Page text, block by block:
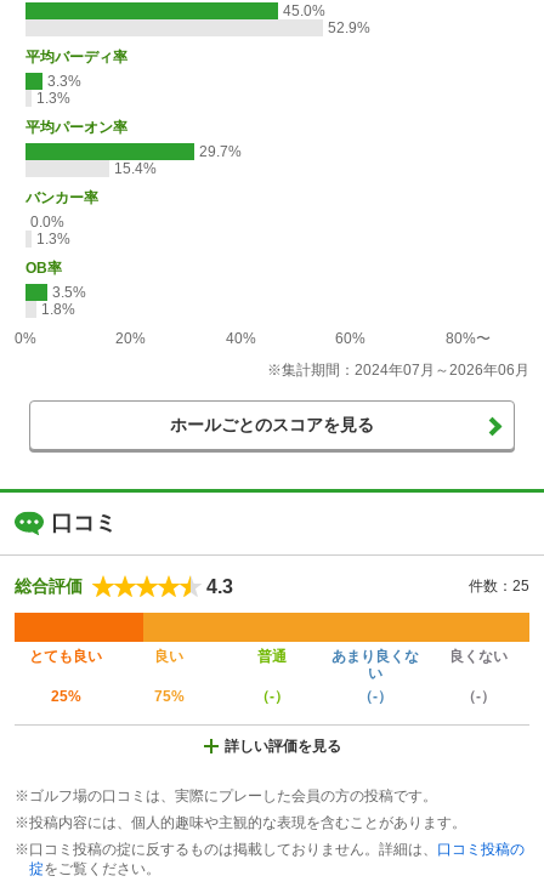
45.0%
52.9%
平均バーディ率
3.3%
1.3%
平均パーオン率
29.7%
15.4%
バンカー率
0.0%
1.3%
OB率
3.5%
1.8%
0%
20% 40% 60%
80%〜
※集計期間：2024年07月～2026年06月
ホールごとのスコアを見る
口コミ
総合評価 4.3 件数：25
とても良い 良い 普通
あまり良くな
い
良くない
25% 75% （-） （-） （-）
詳しい評価を見る
※ゴルフ場の口コミは、実際にプレーした会員の方の投稿です。
※投稿内容には、個人的趣味や主観的な表現を含むことがあります。
※口コミ投稿の掟に反するものは掲載しておりません。詳細は、 口コミ投稿の
掟をご覧ください。